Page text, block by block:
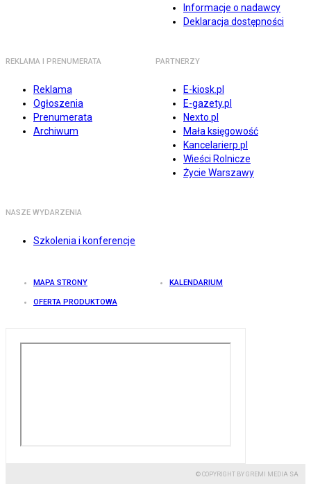
Informacje o nadawcy
Deklaracja dostępności
REKLAMA I PRENUMERATA
Reklama
Ogłoszenia
Prenumerata
Archiwum
PARTNERZY
E-kiosk.pl
E-gazety.pl
Nexto.pl
Mała księgowość
Kancelarierp.pl
Wieści Rolnicze
Życie Warszawy
NASZE WYDARZENIA
Szkolenia i konferencje
MAPA STRONY KALENDARIUM
OFERTA PRODUKTOWA
© COPYRIGHT BY GREMI MEDIA SA